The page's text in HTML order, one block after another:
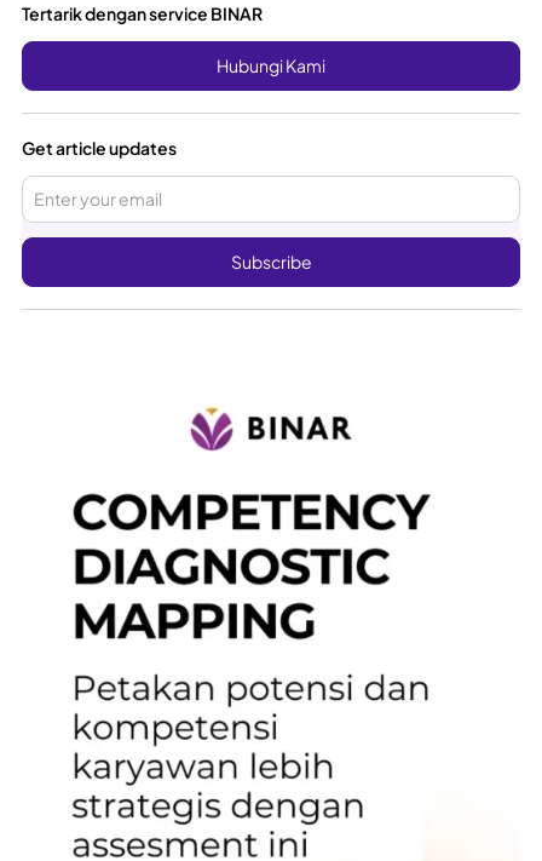
Tertarik dengan service BINAR
Hubungi Kami
Get article updates